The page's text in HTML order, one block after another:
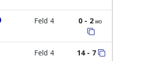
Feld 4 0 - 2wo
Feld 4 14 - 7